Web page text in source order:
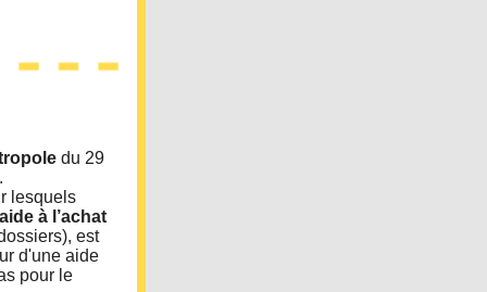
du 29
lesquels
à l’achat
est
d'une aide
pour le